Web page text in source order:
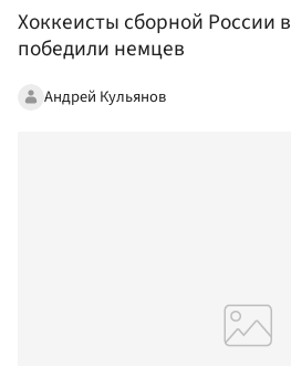
Хоккеисты сборной России
победили немцев
Андрей Кульянов